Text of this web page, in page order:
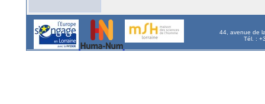
44, avenue de
Tél. :